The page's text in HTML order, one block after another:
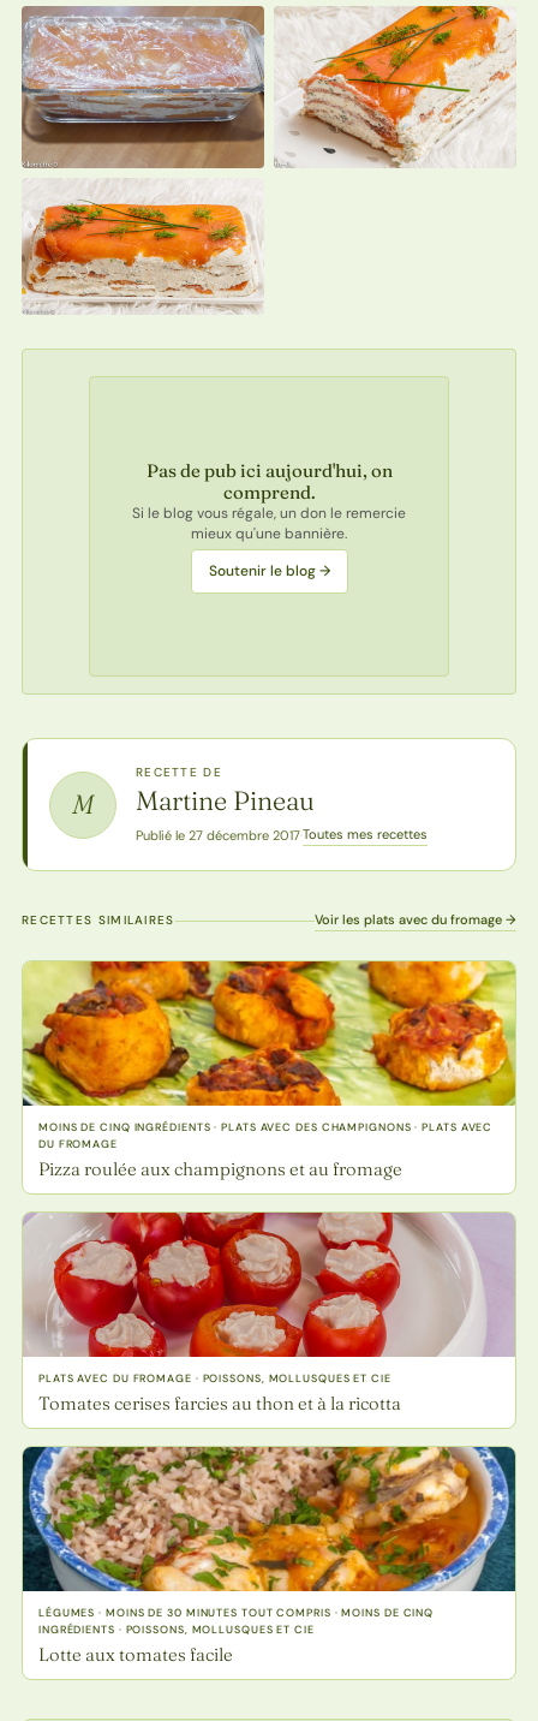
Pas de pub ici aujourd'hui, on
comprend.
Si le blog vous régale, un don le remercie
mieux qu'une bannière.
Soutenir le blog →
M
RECETTE DE
Martine Pineau
Publié le 27 décembre 2017·Toutes mes recettes
RECETTES SIMILAIRES Voir les plats avec du fromage →
MOINS DE CINQ INGRÉDIENTS · PLATS AVEC DES CHAMPIGNONS · PLATS AVEC
DU FROMAGE
Pizza roulée aux champignons et au fromage
PLATS AVEC DU FROMAGE · POISSONS, MOLLUSQUES ET CIE
Tomates cerises farcies au thon et à la ricotta
LÉGUMES · MOINS DE 30 MINUTES TOUT COMPRIS · MOINS DE CINQ
INGRÉDIENTS · POISSONS, MOLLUSQUES ET CIE
Lotte aux tomates facile